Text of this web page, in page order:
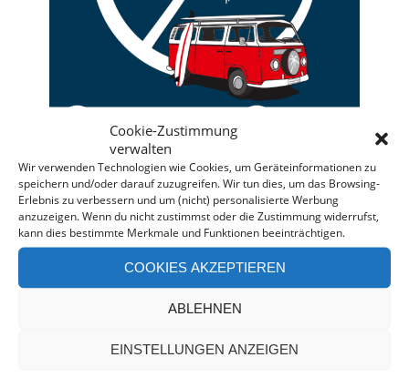
Cookie-Zustimmung
verwalten
Wir verwenden Technologien wie Cookies, um Geräteinformationen zu
speichern und/oder darauf zuzugreifen. Wir tun dies, um das Browsing-
Erlebnis zu verbessern und um (nicht) personalisierte Werbung
anzuzeigen. Wenn du nicht zustimmst oder die Zustimmung widerrufst,
kann dies bestimmte Merkmale und Funktionen beeinträchtigen.
COOKIES AKZEPTIEREN
ABLEHNEN
EINSTELLUNGEN ANZEIGEN
Deine individuelle Beratung bei der Campermiete
in Deutschland und Europa.
Bei einer Anfrage über diesen Banner erhältst Du
automatisch einenRabatt!*
Buchung kommt, erhalten wir eine kleine Provision.